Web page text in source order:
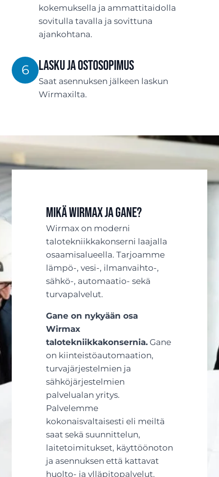
kokemuksella ja ammattitaidolla
sovitulla tavalla ja sovittuna
ajankohtana.
6 Lasku ja ostosopimus
Saat asennuksen jälkeen laskun
Wirmaxilta.
Mikä Wirmax ja Gane?
Wirmax on moderni
talotekniikkakonserni laajalla
osaamisalueella. Tarjoamme
lämpö-, vesi-, ilmanvaihto-,
sähkö-, automaatio- sekä
turvapalvelut.
Gane on nykyään osa
Wirmax
talotekniikkakonsernia. Gane
on kiinteistöautomaation,
turvajärjestelmien ja
sähköjärjestelmien
palvelualan yritys.
Palvelemme
kokonaisvaltaisesti eli meiltä
saat sekä suunnittelun,
laitetoimitukset, käyttöönoton
ja asennuksen että kattavat
huolto- ja ylläpitopalvelut.